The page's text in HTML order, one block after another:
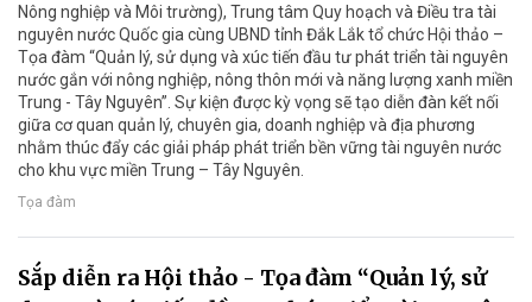
Nông nghiệp và Môi trường), Trung tâm Quy hoạch và Điều tra tài
nguyên nước Quốc gia cùng UBND tỉnh Đắk Lắk tổ chức Hội thảo –
Tọa đàm “Quản lý, sử dụng và xúc tiến đầu tư phát triển tài nguyên
nước gắn với nông nghiệp, nông thôn mới và năng lượng xanh miền
Trung - Tây Nguyên”. Sự kiện được kỳ vọng sẽ tạo diễn đàn kết nối
giữa cơ quan quản lý, chuyên gia, doanh nghiệp và địa phương
nhằm thúc đẩy các giải pháp phát triển bền vững tài nguyên nước
cho khu vực miền Trung – Tây Nguyên.
Tọa đàm
Sắp diễn ra Hội thảo - Tọa đàm “Quản lý, sử